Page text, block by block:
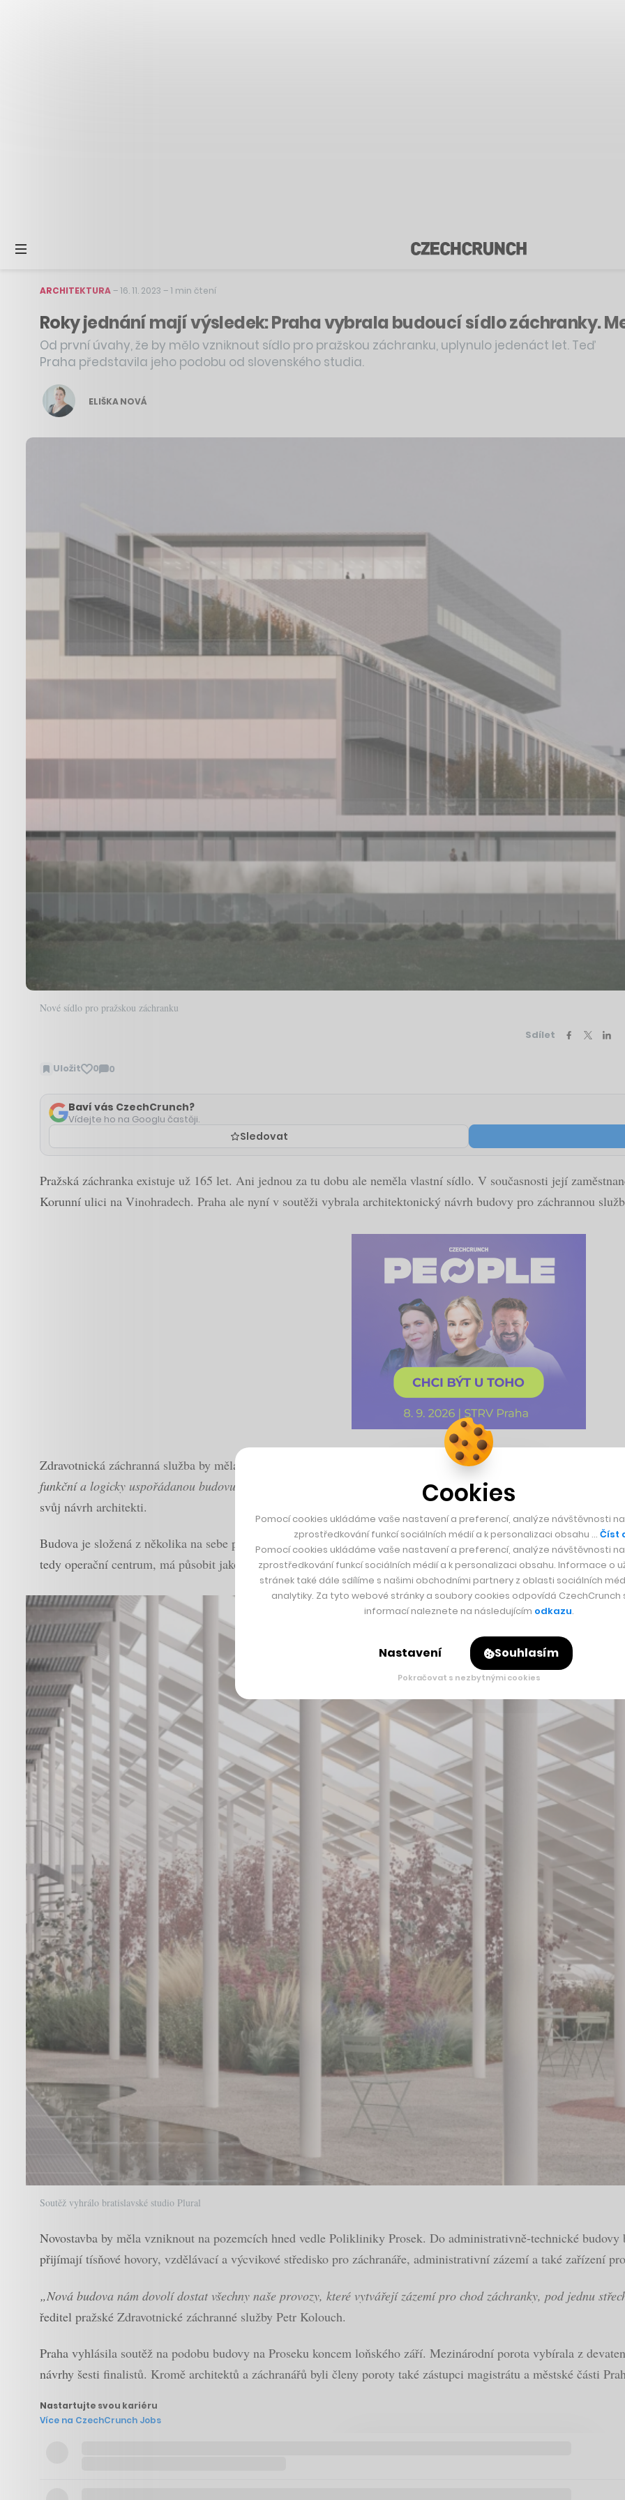
ARCHITEKTURA–16. 11. 2023 –1 min čtení
Roky jednání mají výsledek: Praha vybrala budoucí sídlo záchranky.
Od první úvahy, že by mělo vzniknout sídlo pro pražskou záchranku, uplynulo jedenáct let. Teď
Praha představila jeho podobu od slovenského studia.
ELIŠKA NOVÁ
Nové sídlo pro pražskou záchranku
Sdílet
Uložit 0 0
Zobrazit
Baví vás CzechCrunch?
Vídejte ho na Googlu častěji.
Sledovat
Pražská záchranka existuje už 165 let. Ani jednou za tu dobu ale neměla vlastní sídlo. V současnosti její
Korunní ulici na Vinohradech. Praha ale nyní v soutěži vybrala architektonický návrh budovy pro záchrannou
Zdravotnická záchranná služba by měla najít nový domov na pražském Proseku. A to v domě, který navrhlo
funkční a logicky uspořádanou budovu, která současně poskytuje svým zaměstnancům prostory a prostředí pro
svůj návrh architekti.
Budova je složená z několika na sebe položených bloků. Ty mají rozdílnou šířku, což vytváří prostor pro vznik
tedy operační centrum, má působit jako maják nad městem.
Soutěž vyhrálo bratislavské studio Plural
Novostavba by měla vzniknout na pozemcích hned vedle Polikliniky Prosek. Do administrativně-technické
přijímají tísňové hovory, vzdělávací a výcvikové středisko pro záchranáře, administrativní zázemí a také zařízení
„Nová budova nám dovolí dostat všechny naše provozy, které vytvářejí zázemí pro chod záchranky, pod jednu
ředitel pražské Zdravotnické záchranné služby Petr Kolouch.
Praha vyhlásila soutěž na podobu budovy na Proseku koncem loňského září. Mezinárodní porota vybírala z
návrhy šesti finalistů. Kromě architektů a záchranářů byli členy poroty také zástupci magistrátu a městské části
Nastartujte svou kariéru
Více na CzechCrunch Jobs
Cookies
Pomocí cookies ukládáme vaše nastavení a preferencí, analýze návštěvnosti
zprostředkování funkcí sociálních médií a k personalizaci obsahu … Číst
Pomocí cookies ukládáme vaše nastavení a preferencí, analýze návštěvnosti
zprostředkování funkcí sociálních médií a k personalizaci obsahu. Informace o
stránek také dále sdílíme s našimi obchodními partnery z oblasti sociálních
analytiky. Za tyto webové stránky a soubory cookies odpovídá CzechCrunch
informací naleznete na následujícím odkazu.
Nastavení Souhlasím
Pokračovat s nezbytnými cookies